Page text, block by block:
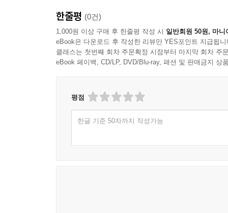
한줄평 (0건)
1,000원 이상 구매 후 한줄평 작성 시 일반회원 50원, 마니
eBook은 다운로드 후 작성한 리뷰만 YES포인트 지급됩니
클래스는 첫번째 회차 주문확정 시점부터 마지막 회차 주
eBook 페이백, CD/LP, DVD/Blu-ray, 패션 및 판매금지 상
평점
한글 기준 50자까지 작성가능